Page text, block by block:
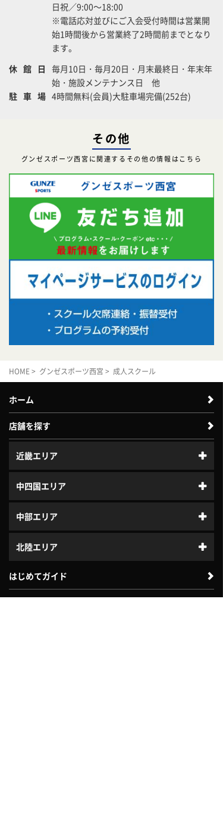
日祝／9:00～18:00
※電話応対並びにご入会受付時間は営業開
始1時間後から営業終了2時間前までとなり
ます。
休館日 毎月10日・毎月20日・月末最終日・年末年
始・施設メンテナンス日 他
駐車場 4時間無料(会員)大駐車場完備(252台)
その他
グンゼスポーツ西宮に関連するその他の情報はこちら
HOME> グンゼスポーツ西宮 > 成人スクール
ホーム
店舗を探す
近畿エリア
中四国エリア
中部エリア
北陸エリア
はじめてガイド